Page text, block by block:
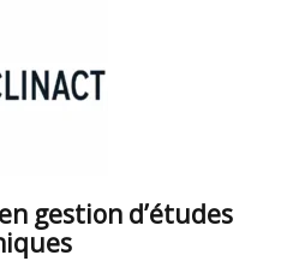
gestion d’études